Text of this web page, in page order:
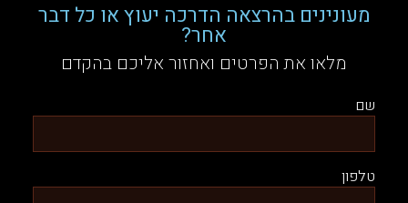
מעונינים בהרצאה הדרכה יעוץ או כל דבר
אחר?
מלאו את הפרטים ואחזור אליכם בהקדם
שם
טלפון